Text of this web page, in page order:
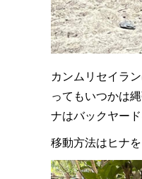
カンムリセイラ
ってもいつかは
ナはバックヤー
移動方法はヒナ